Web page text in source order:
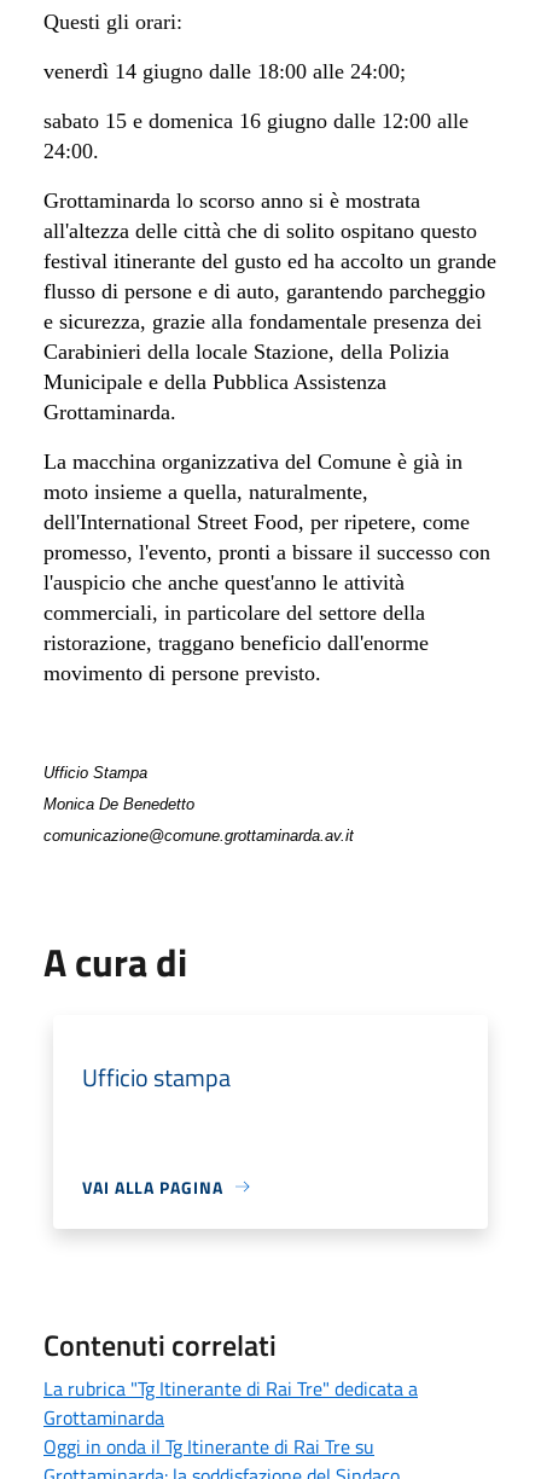
Questi gli orari:
venerdì 14 giugno dalle 18:00 alle 24:00;
sabato 15 e domenica 16 giugno dalle 12:00 alle
24:00.
Grottaminarda lo scorso anno si è mostrata
all'altezza delle città che di solito ospitano questo
festival itinerante del gusto ed ha accolto un grande
flusso di persone e di auto, garantendo parcheggio
e sicurezza, grazie alla fondamentale presenza dei
Carabinieri della locale Stazione, della Polizia
Municipale e della Pubblica Assistenza
Grottaminarda.
La macchina organizzativa del Comune è già in
moto insieme a quella, naturalmente,
dell'International Street Food, per ripetere, come
promesso, l'evento, pronti a bissare il successo con
l'auspicio che anche quest'anno le attività
commerciali, in particolare del settore della
ristorazione, traggano beneficio dall'enorme
movimento di persone previsto.
Ufficio Stampa
Monica De Benedetto
comunicazione@comune.grottaminarda.av.it
A cura di
Ufficio stampa
VAI ALLA PAGINA
Contenuti correlati
La rubrica "Tg Itinerante di Rai Tre" dedicata a
Grottaminarda
Oggi in onda il Tg Itinerante di Rai Tre su